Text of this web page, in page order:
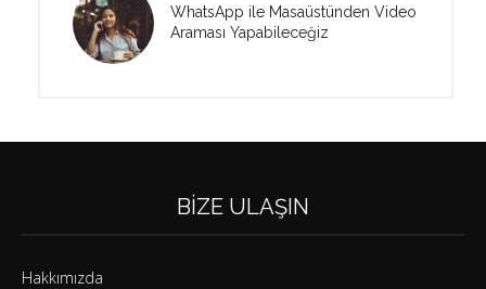
WhatsApp ile Masaüstünden Video
Araması Yapabileceğiz
BIZE ULAŞIN
Hakkımızda